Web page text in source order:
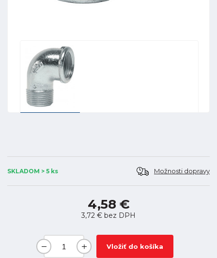
SKLADOM > 5 ks Možnosti dopravy
4,58 €
3,72 € bez DPH
Vložiť do košíka